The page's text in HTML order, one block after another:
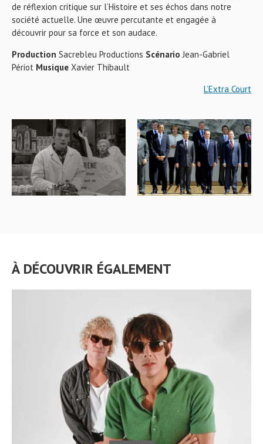
de réflexion critique sur l’Histoire et ses échos dans notre
société actuelle. Une œuvre percutante et engagée à
découvrir pour sa force et son audace.
Production Sacrebleu Productions Scénario Jean-Gabriel
Périot Musique Xavier Thibault
L’Extra Court
À DÉCOUVRIR ÉGALEMENT